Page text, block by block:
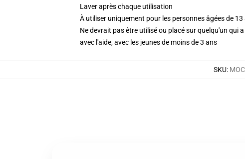
Laver après chaque utilisation
À utiliser uniquement pour les personnes âgées de 13
Ne devrait pas être utilisé ou placé sur quelqu'un qui
avec l'aide, avec les jeunes de moins de 3 ans
SKU: